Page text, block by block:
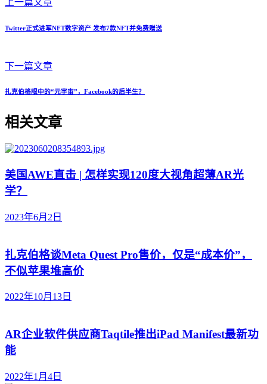
Twitter正式进军NFT数字资产 发布7款NFT并免费赠送
下一篇文章
扎克伯格眼中的“元宇宙”，Facebook的后半生？
相关文章
美国AWE直击 | 怎样实现120度大视角超薄AR光
学？
2023年6月2日
扎克伯格谈Meta Quest Pro售价，仅是“成本价”，
不似苹果堆高价
2022年10月13日
AR企业软件供应商Taqtile推出iPad Manifest最新功
能
2022年1月4日